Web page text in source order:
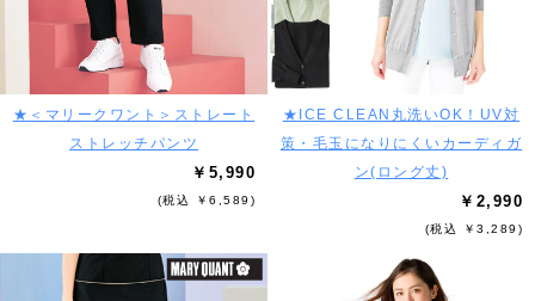
★＜マリークワント＞ストレート
ストレッチパンツ
￥5,990
(税込 ￥6,589)
★ICE CLEAN丸洗いOK！UV対
策・毛玉になりにくいカーディガ
ン(ロング丈)
￥2,990
(税込 ￥3,289)